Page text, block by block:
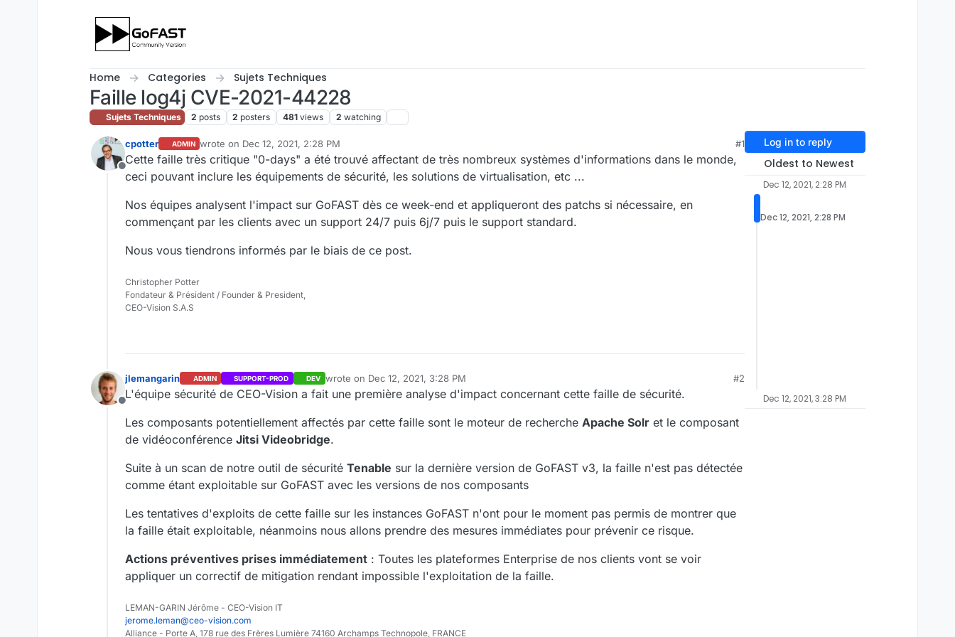
Home Categories Sujets Techniques
Faille log4j CVE-2021-44228
Sujets Techniques 2 posts 2 posters 481 views 2 watching
Offline
cpotter ADMIN wrote on Dec 12, 2021, 2:28 PM
last edited by
#1
Cette faille très critique "0-days" a été trouvé affectant de très nombreux systèmes d'informations dans le monde,
ceci pouvant inclure les équipements de sécurité, les solutions de virtualisation, etc ...
Nos équipes analysent l'impact sur GoFAST dès ce week-end et appliqueront des patchs si nécessaire, en
commençant par les clients avec un support 24/7 puis 6j/7 puis le support standard.
Nous vous tiendrons informés par le biais de ce post.
Christopher Potter
Fondateur & Président / Founder & President,
CEO-Vision S.A.S
Offline
jlemangarin ADMIN SUPPORT-PROD DEV wrote on Dec 12, 2021, 3:28 PM
last edited by jlemangarinDec 12, 2021, 4:30 PM
#2
L'équipe sécurité de CEO-Vision a fait une première analyse d'impact concernant cette faille de sécurité.
Les composants potentiellement affectés par cette faille sont le moteur de recherche Apache Solr et le composant
de vidéoconférence Jitsi Videobridge.
Suite à un scan de notre outil de sécurité Tenable sur la dernière version de GoFAST v3, la faille n'est pas détectée
comme étant exploitable sur GoFAST avec les versions de nos composants
Les tentatives d'exploits de cette faille sur les instances GoFAST n'ont pour le moment pas permis de montrer que
la faille était exploitable, néanmoins nous allons prendre des mesures immédiates pour prévenir ce risque.
Actions préventives prises immédiatement : Toutes les plateformes Enterprise de nos clients vont se voir
appliquer un correctif de mitigation rendant impossible l'exploitation de la faille.
LEMAN-GARIN Jérôme - CEO-Vision IT
jerome.leman@ceo-vision.com
Alliance - Porte A, 178 rue des Frères Lumière 74160 Archamps Technopole, FRANCE
Log in to reply
Oldest to Newest
Dec 12, 2021, 2:28 PM
Dec 12, 2021, 2:28 PM
Dec 12, 2021, 3:28 PM